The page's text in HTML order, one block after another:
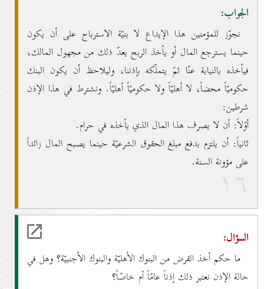
الجواب:
نجوّز للمؤمنين هذا الإيداع لا بنيّة الاسترباح على أن يكون
حينما يسترجع المال أو يأخذ الربح يعدّ ذلك من مجهول المالك،
فيأخذه بالنيابة عنّا ثمّ يتملّكه بإذننا، وليلاحظ أن يكون البنك
حكوميّاً محضاً، لا أهليّاً ولا حكوميّاً أهليّاً. ونشترط في هذا الإذن
شرطين:
أوّلاً: أن لا يصرف هذا المال الذي يأخذه في حرام.
ثانياً: أن يلتزم بدفع مبلغ الحقوق الشرعيّة حينما يصبح المال زائداً
على مؤونة السنة.
۱٦
السؤال:
ما حكم أخذ القرض من البنوك الأهليّة والبنوك الأجنبيّة؟ وهل في
حالة الإذن نعتبر ذلك إذناً عامّاً أم خاصّاً؟